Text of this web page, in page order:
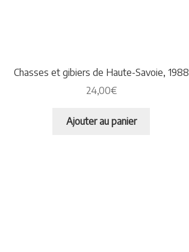
Chasses et gibiers de Haute-Savoie, 1988
24,00€
Ajouter au panier